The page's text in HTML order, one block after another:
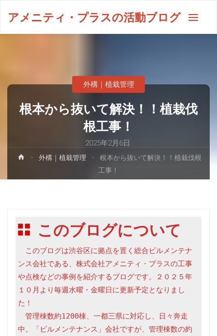
アメニティ・プラスの活動ブログ
根本から抜いて解決！！植栽伐
根工事！
2025年2月6日
外構｜植栽管理
外構｜植栽管理
根本から抜いて解決！！植栽伐根
工事！
このブログについて
このブログは渋谷区に拠点を置く総合ビルメンテナ
ンス会社である、株式会社アメニティ・プラスの工事
や点検などの事例を紹介するブログです。２０２５年
１０月より毎週水曜・金曜日に更新予定となりまし
た！
管理棟数約1200棟、一都三県に対応し、日々奔走
中。「ビルメンテナンス」会社ですが、管理棟数の約